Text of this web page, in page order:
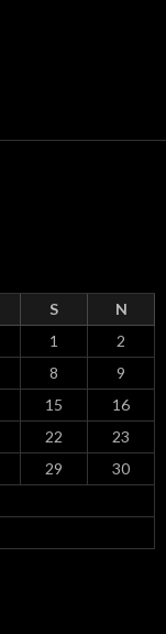
S N
1
2
8
9
15
16
22
23
29
30